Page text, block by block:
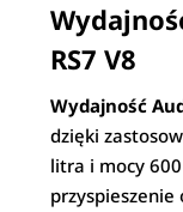
RS7 V8
Wydajność
dzięki
litra i mocy